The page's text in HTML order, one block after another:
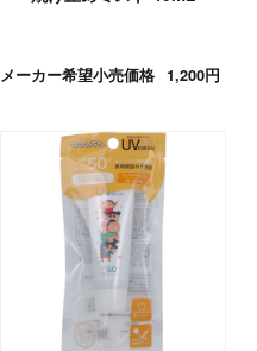
メーカー希望小売価格 1,200円